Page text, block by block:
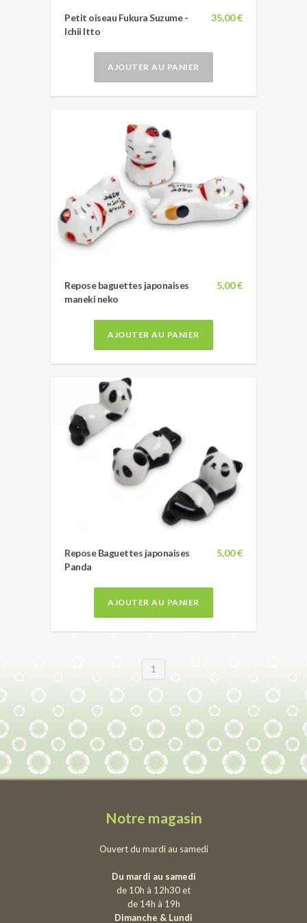
35,00 €
Petit oiseau Fukura Suzume -
Ichii Itto
AJOUTER AU PANIER
5,00 €
Repose baguettes japonaises
maneki neko
AJOUTER AU PANIER
5,00 €
Repose Baguettes japonaises
Panda
AJOUTER AU PANIER
1
Notre magasin
Ouvert du mardi au samedi
Du mardi au samedi
de 10h à 12h30 et
de 14h à 19h
Dimanche & Lundi